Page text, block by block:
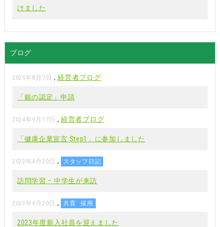
けました
ブログ
2025年8月7日 ,経営者ブログ
「銀の認定」申請
2024年9月17日 ,経営者ブログ
「健康企業宣言 Step1」に参加しました
2023年4月20日 , スタッフ日記
訪問学習 – 中学生が来訪
2023年4月20日 , 共育 採用
2023年度新入社員を迎えました